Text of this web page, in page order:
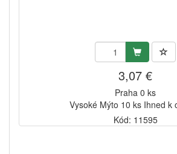
3,07 €
Praha 0 ks
Vysoké Mýto 10 ks Ihned k
Kód: 11595